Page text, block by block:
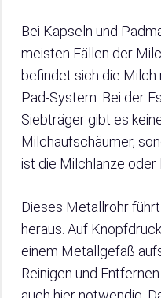
Bei Kapseln und
meisten Fällen der
befindet sich die
Pad-System. Bei der
Siebträger gibt es
Milchaufschäumer,
ist die Milchlanze oder
Dieses Metallrohr
heraus. Auf
einem Metallgefäß
Reinigen und